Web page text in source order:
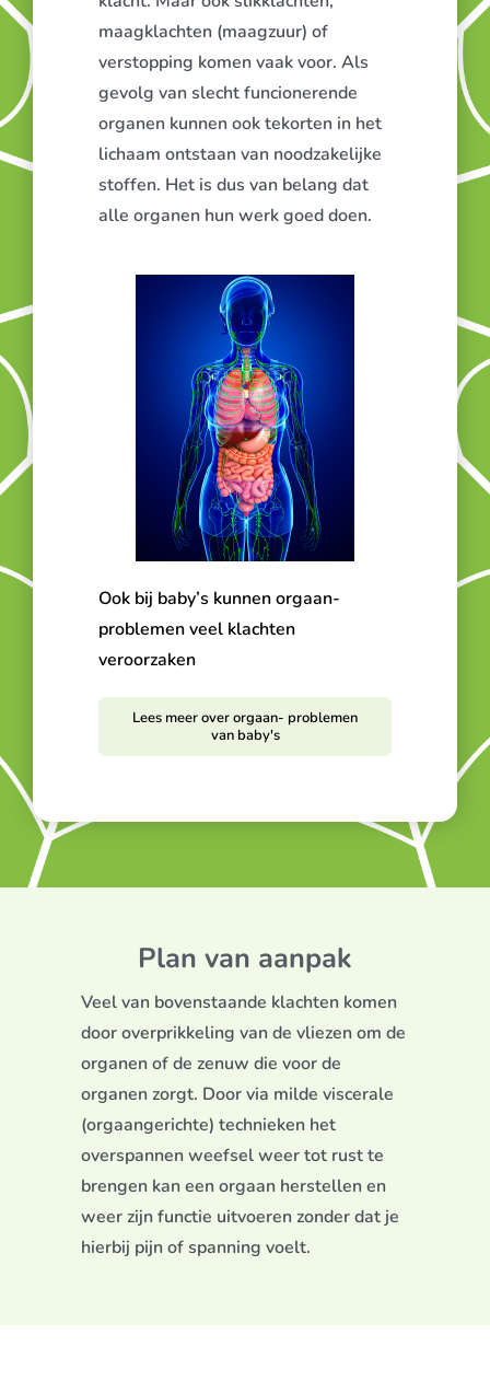
maagklachten (maagzuur) of
verstopping komen vaak voor. Als
gevolg van slecht funcionerende
organen kunnen ook tekorten in het
lichaam ontstaan van noodzakelijke
stoffen. Het is dus van belang dat
alle organen hun werk goed doen.
Ook bij baby’s kunnen orgaan-
problemen veel klachten
veroorzaken
Lees meer over orgaan- problemen
van baby's
Plan van aanpak
Veel van bovenstaande klachten komen
door overprikkeling van de vliezen om de
organen of de zenuw die voor de
organen zorgt. Door via milde viscerale
(orgaangerichte) technieken het
overspannen weefsel weer tot rust te
brengen kan een orgaan herstellen en
weer zijn functie uitvoeren zonder dat je
hierbij pijn of spanning voelt.